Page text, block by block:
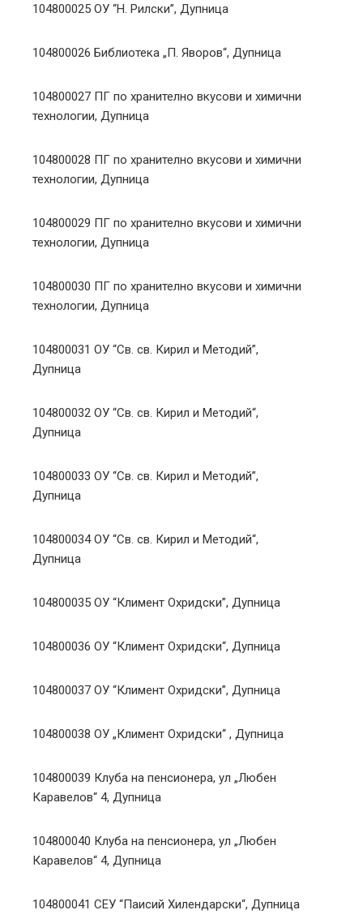
104800025 ОУ “Н. Рилски”, Дупница
104800026 Библиотека „П. Яворов“, Дупница
104800027 ПГ по хранително вкусови и химични
технологии, Дупница
104800028 ПГ по хранително вкусови и химични
технологии, Дупница
104800029 ПГ по хранително вкусови и химични
технологии, Дупница
104800030 ПГ по хранително вкусови и химични
технологии, Дупница
104800031 ОУ “Св. св. Кирил и Методий”,
Дупница
104800032 ОУ “Св. св. Кирил и Методий“,
Дупница
104800033 ОУ “Св. св. Кирил и Методий”,
Дупница
104800034 ОУ “Св. св. Кирил и Методий“,
Дупница
104800035 ОУ “Климент Охридски”, Дупница
104800036 ОУ “Климент Охридски“, Дупница
104800037 ОУ “Климент Охридски”, Дупница
104800038 ОУ „Климент Охридски“ , Дупница
104800039 Клуба на пенсионера, ул „Любен
Каравелов“ 4, Дупница
104800040 Клуба на пенсионера, ул „Любен
Каравелов“ 4, Дупница
104800041 СЕУ “Паисий Хилендарски“, Дупница